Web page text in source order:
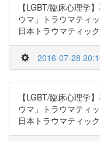
【LGBT/臨床心理学
ウマ」トラウマティ
日本トラウマティッ
2016-07-28
【LGBT/臨床心理学
ウマ」トラウマティ
日本トラウマティッ